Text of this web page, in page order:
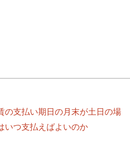
の支払い期日の月末が土日の場
いつ支払えばよいのか